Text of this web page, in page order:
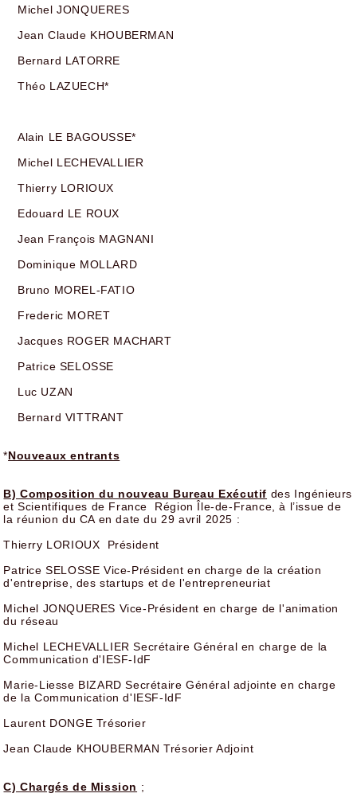
Michel JONQUERES
Jean Claude KHOUBERMAN
Bernard LATORRE
Théo LAZUECH*
Alain LE BAGOUSSE*
Michel LECHEVALLIER
Thierry LORIOUX
Edouard LE ROUX
Jean François MAGNANI
Dominique MOLLARD
Bruno MOREL-FATIO
Frederic MORET
Jacques ROGER MACHART
Patrice SELOSSE
Luc UZAN
Bernard VITTRANT
*Nouveaux entrants
B) Composition du nouveau Bureau Exécutif des Ingénieurs
et Scientifiques de France Région Île-de-France, à l’issue de
la réunion du CA en date du 29 avril 2025 :
Thierry LORIOUX Président
Patrice SELOSSE Vice-Président en charge de la création
d'entreprise, des startups et de l'entrepreneuriat
Michel JONQUERES Vice-Président en charge de l'animation
du réseau
Michel LECHEVALLIER Secrétaire Général en charge de la
Communication d'IESF-IdF
Marie-Liesse BIZARD Secrétaire Général adjointe en charge
de la Communication d'IESF-IdF
Laurent DONGE Trésorier
Jean Claude KHOUBERMAN Trésorier Adjoint
C) Chargés de Mission ;